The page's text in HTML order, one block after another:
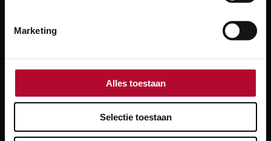
Marketing
Alles toestaan
Selectie toestaan